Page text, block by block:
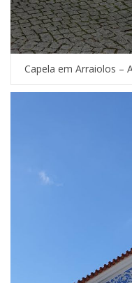
Capela em Arraiolos –